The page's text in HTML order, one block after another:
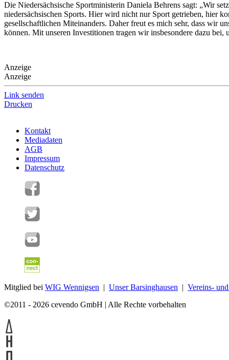
Die Niedersächsische Sportministerin Daniela Behrens sagt: „Wir
niedersächsischen Sports. Hier wird nicht nur Sport getrieben, hier
gesellschaftlichen Miteinanders. Daher freut es mich sehr, dass wir
können. Mit unseren Investitionen tragen wir insbesondere dazu
Anzeige
Anzeige
Link senden
Drucken
Kontakt
Mediadaten
AGB
Impressum
Datenschutz
Mitglied bei WIG Wennigsen | Unser Barsinghausen | Vereins-
©2011 - 2026 cevendo GmbH | Alle Rechte vorbehalten